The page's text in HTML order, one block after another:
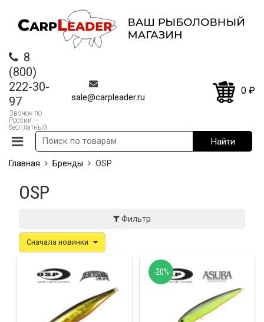
8
(800)
222-30-
97
Звонок по
России —
бесплатный
sale@carpleader.ru
0 ₽
Главная Бренды OSP
OSP
Фильтр
Сначала новинки
-20%